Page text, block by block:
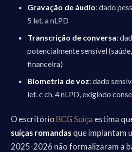
Gravação de áudio: dado
5 let. a nLPD
Transcrição de conversa:
potencialmente sensível
financeira)
Biometria de voz: dado
let. c ch. 4 nLPD, exigindo
O escritório BCG Suíça estima
suíças romandas que implantam
2025-2026 não formalizaram a